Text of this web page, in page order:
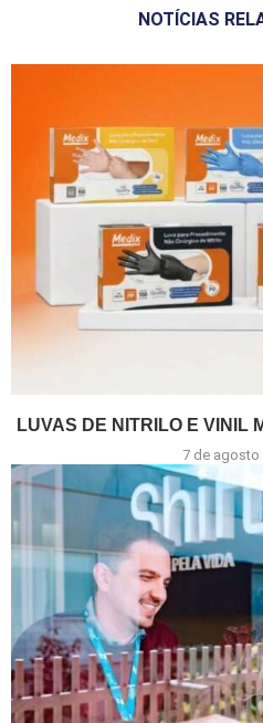
NOTÍCIAS
LUVAS DE NITRILO E VINIL
7 de agosto